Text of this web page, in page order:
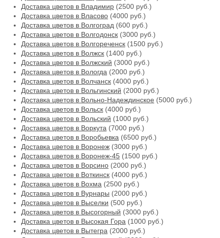
Доставка цветов в Владимир (2500 руб.)
Доставка цветов в Власово (4000 руб.)
Доставка цветов в Волгоград (600 руб.)
Доставка цветов в Волгодонск (3000 руб.)
Доставка цветов в Волгореченск (1500 руб.)
Доставка цветов в Волжск (1400 руб.)
Доставка цветов в Волжский (3000 руб.)
Доставка цветов в Вологда (2000 руб.)
Доставка цветов в Волчанск (4000 руб.)
Доставка цветов в Вольгинский (2000 руб.)
Доставка цветов в Вольно-Надеждинское (5000 руб.)
Доставка цветов в Вольск (4000 руб.)
Доставка цветов в Вольский (1000 руб.)
Доставка цветов в Воркута (7000 руб.)
Доставка цветов в Воробьевка (6500 руб.)
Доставка цветов в Воронеж (3000 руб.)
Доставка цветов в Воронеж-45 (1500 руб.)
Доставка цветов в Ворсино (2000 руб.)
Доставка цветов в Воткинск (4000 руб.)
Доставка цветов в Вохма (2500 руб.)
Доставка цветов в Вурнары (2000 руб.)
Доставка цветов в Выселки (500 руб.)
Доставка цветов в Высогорный (3000 руб.)
Доставка цветов в Высокая Гора (1000 руб.)
Доставка цветов в Вытегра (2000 руб.)